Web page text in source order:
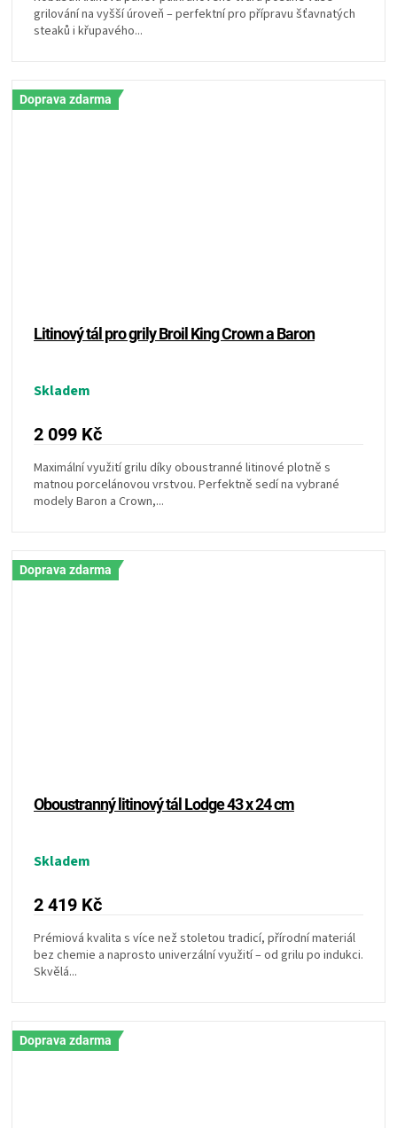
grilování na vyšší úroveň – perfektní pro přípravu šťavnatých
steaků i křupavého...
Doprava zdarma
Litinový tál pro grily Broil King Crown a Baron
Skladem
2 099 Kč
Maximální využití grilu díky oboustranné litinové plotně s
matnou porcelánovou vrstvou. Perfektně sedí na vybrané
modely Baron a Crown,...
Doprava zdarma
Oboustranný litinový tál Lodge 43 x 24 cm
Skladem
2 419 Kč
Prémiová kvalita s více než stoletou tradicí, přírodní materiál
bez chemie a naprosto univerzální využití – od grilu po indukci.
Skvělá...
Doprava zdarma